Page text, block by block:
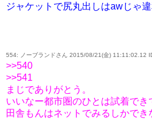
ジャケットで尻丸出しはawじゃ
554: ノーブランドさん 2015/08/21(金) 11:11:02.12
>>540
>>541
まじでありがとう。
いいなー都市圏のひとは試着でき
田舎もんはネットでみるしかでき